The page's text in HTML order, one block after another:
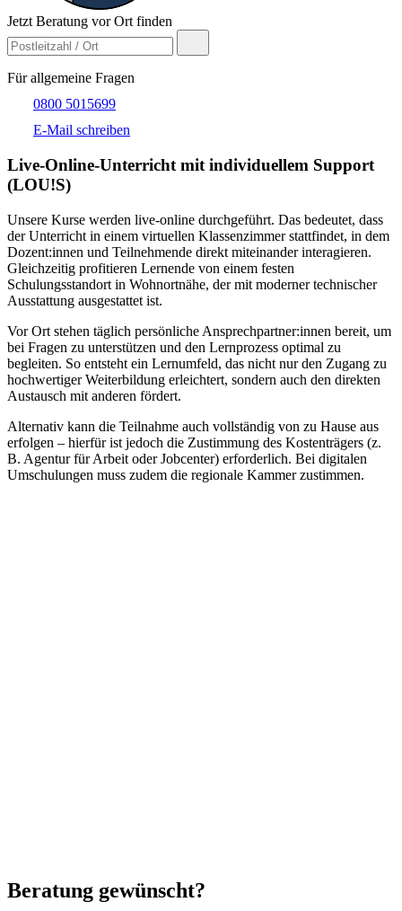
Jetzt Beratung vor Ort finden
Für allgemeine Fragen
0800 5015699
E-Mail schreiben
Live-​Online-Unterricht mit individuellem Support
(LOU!S)
Unsere Kurse werden live-online durchgeführt. Das bedeutet, dass
der Unterricht in einem virtuellen Klassenzimmer stattfindet, in dem
Dozent:innen und Teilnehmende direkt miteinander interagieren.
Gleichzeitig profitieren Lernende von einem festen
Schulungsstandort in Wohnortnähe, der mit moderner technischer
Ausstattung ausgestattet ist.
Vor Ort stehen täglich persönliche Ansprechpartner:innen bereit, um
bei Fragen zu unterstützen und den Lernprozess optimal zu
begleiten. So entsteht ein Lernumfeld, das nicht nur den Zugang zu
hochwertiger Weiterbildung erleichtert, sondern auch den direkten
Austausch mit anderen fördert.
Alternativ kann die Teilnahme auch vollständig von zu Hause aus
erfolgen – hierfür ist jedoch die Zustimmung des Kostenträgers (z.
B. Agentur für Arbeit oder Jobcenter) erforderlich. Bei digitalen
Umschulungen muss zudem die regionale Kammer zustimmen.
Beratung gewünscht?